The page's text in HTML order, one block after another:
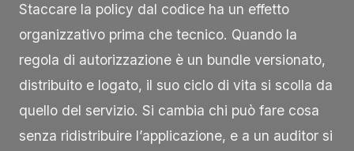
Staccare la policy dal codice ha un effetto
organizzativo prima che tecnico. Quando la
regola di autorizzazione è un bundle versionato,
distribuito e logato, il suo ciclo di vita si scolla da
quello del servizio. Si cambia chi può fare cosa
senza ridistribuire l’applicazione, e a un auditor si